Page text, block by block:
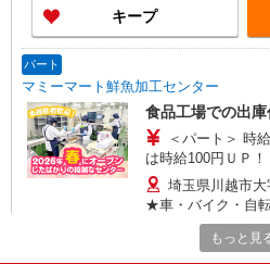
キープ
パート
マミーマート鮮魚加工センター
食品工場での出
＜パート＞ 時給1310円〜
は時給100円ＵＰ！
埼玉県川越市大
★車・バイク・自
もっと見